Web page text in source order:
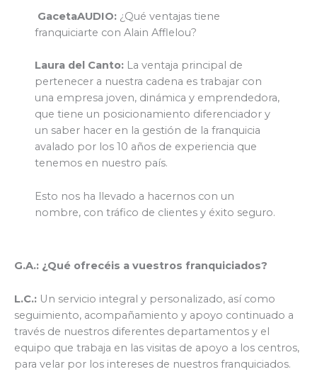
GacetaAUDIO: ¿Qué ventajas tiene
franquiciarte con Alain Afflelou?
Laura del Canto: La ventaja principal de
pertenecer a nuestra cadena es trabajar con
una empresa joven, dinámica y emprendedora,
que tiene un posicionamiento diferenciador y
un saber hacer en la gestión de la franquicia
avalado por los 10 años de experiencia que
tenemos en nuestro país.
Esto nos ha llevado a hacernos con un
nombre, con tráfico de clientes y éxito seguro.
G.A.: ¿Qué ofrecéis a vuestros franquiciados?
L.C.: Un servicio integral y personalizado, así como
seguimiento, acompañamiento y apoyo continuado a
través de nuestros diferentes departamentos y el
equipo que trabaja en las visitas de apoyo a los centros,
para velar por los intereses de nuestros franquiciados.